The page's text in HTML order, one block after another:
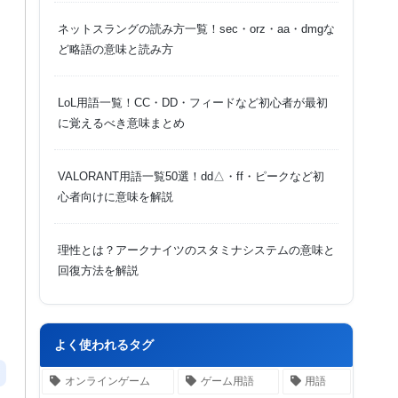
ネットスラングの読み方一覧！sec・orz・aa・dmgな
ど略語の意味と読み方
LoL用語一覧！CC・DD・フィードなど初心者が最初
に覚えるべき意味まとめ
VALORANT用語一覧50選！dd△・ff・ピークなど初
心者向けに意味を解説
理性とは？アークナイツのスタミナシステムの意味と
回復方法を解説
よく使われるタグ
オンラインゲーム ゲーム用語 用語